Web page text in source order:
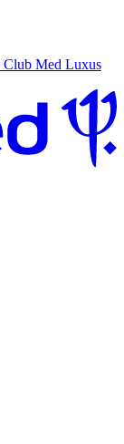
Club Med Luxus